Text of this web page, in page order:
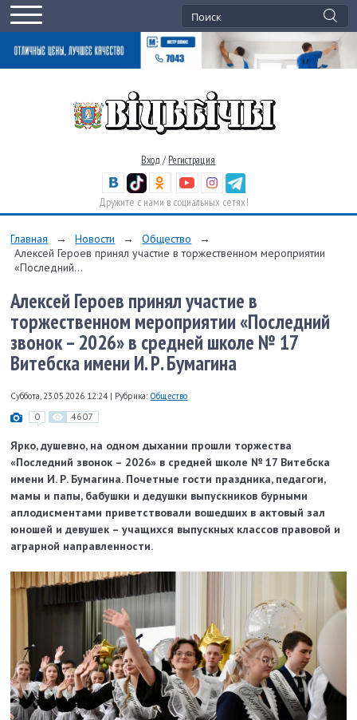
Вход / Регистрация
Дружите с нами в социальных сетях!
Главная → Новости → Общество
→
Алексей Героев принял участие в торжественном мероприятии
«Последний...
Алексей Героев принял участие в
торжественном мероприятии «Последний
звонок – 2026» в средней школе № 17
Витебска имени И. Р. Бумагина
Суббота, 23.05.2026 12:24 | Рубрика: Общество
0 4607
Ярко, душевно, на одном дыхании прошли торжества
«Последний звонок – 2026» в средней школе № 17 Витебска
имени И. Р. Бумагина. Почетные гости праздника, педагоги,
мамы и папы, бабушки и дедушки выпускников бурными
аплодисментами приветствовали вошедших в актовый зал
юношей и девушек – учащихся выпускных классов правовой и
аграрной направленности.